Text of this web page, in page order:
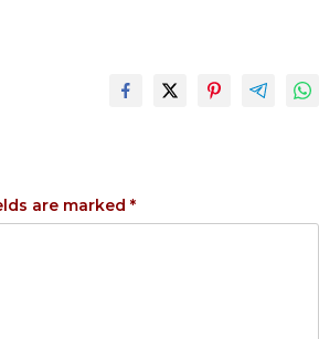
are marked *